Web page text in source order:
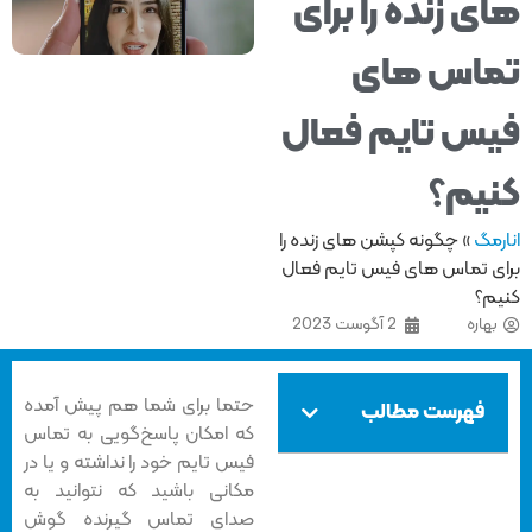
زنده را برای
های
تایم فعال
»چگونه کپشن های زنده را
تماس های فیس تایم فعال
بهاره
فهرست مطالب
حتما برای شما هم پیش آمده
که امکان پاسخ‌گویی به تماس
فیس تایم خود را نداشته و یا در
مکانی باشید که نتوانید به
صدای تماس گیرنده گوش